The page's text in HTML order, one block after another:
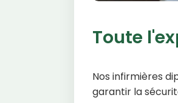
Toute
Nos infirmières
garantir la